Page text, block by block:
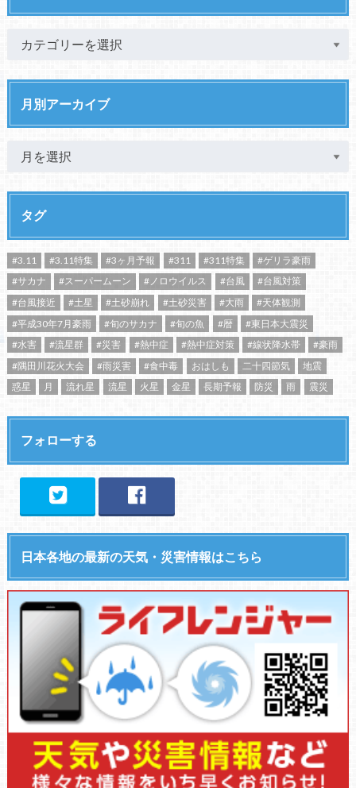
月別アーカイブ
タグ
#3.11 #3.11特集 #3ヶ月予報 #311 #311特集
#ゲリラ豪雨
#サカナ
#スーパームーン #ノロウイルス #台風
#台風対策
#台風接近
#土星 #土砂崩れ #土砂災害 #大雨
#天体観測
#平成30年7月豪雨
#旬のサカナ #旬の魚 #暦
#東日本大震災
#水害
#流星群 #災害 #熱中症 #熱中症対策 #線状降水帯
#豪雨
#隅田川花火大会
#雨災害 #食中毒 おはしも 二十四節気
地震
惑星
月 流れ星 流星 火星 金星 長期予報 防災 雨 震災
フォローする
日本各地の最新の天気・災害情報はこちら